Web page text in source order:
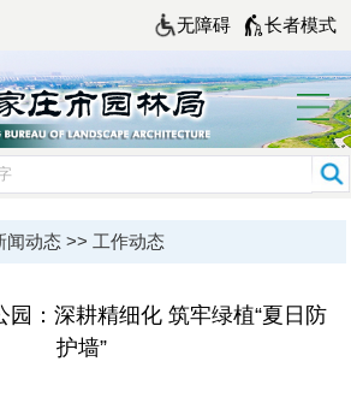
无障碍 长者模式
闻动态>> 工作动态
园：深耕精细化 筑牢绿植“夏日防
护墙”